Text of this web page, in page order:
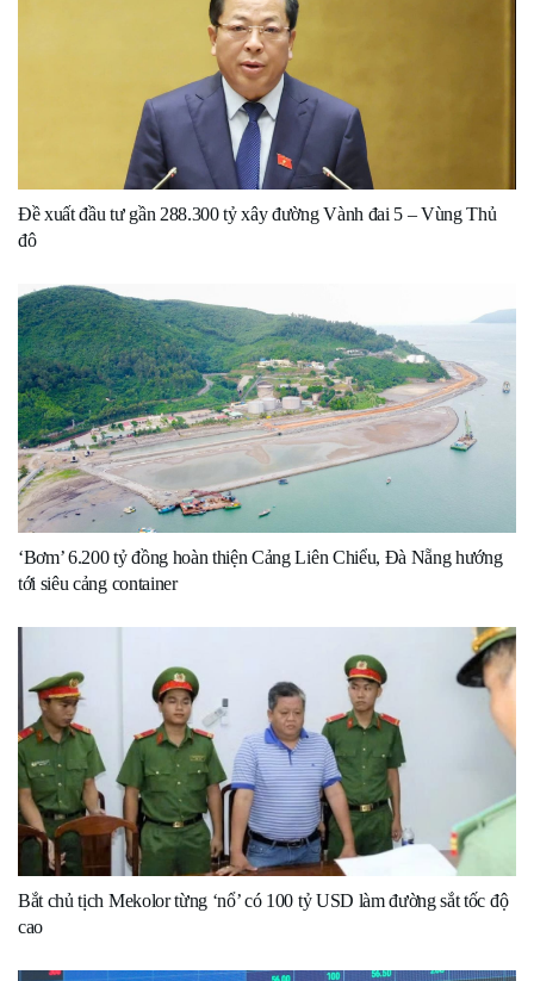
Đề xuất đầu tư gần 288.300 tỷ xây đường Vành đai 5 – Vùng Thủ
đô
‘Bơm’ 6.200 tỷ đồng hoàn thiện Cảng Liên Chiểu, Đà Nẵng hướng
tới siêu cảng container
Bắt chủ tịch Mekolor từng ‘nổ’ có 100 tỷ USD làm đường sắt tốc độ
cao